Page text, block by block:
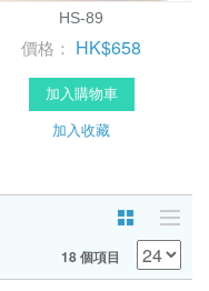
HS-89
價格： HK$658
加入購物車
加入收藏
18 個項目